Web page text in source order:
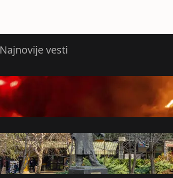
Najnovije vesti
Požar kod Trebinja preti
Demontaža „Staklenca“ do
Čučković kaže da su krtice
putu ka Srbiji
avgust 6, 2026